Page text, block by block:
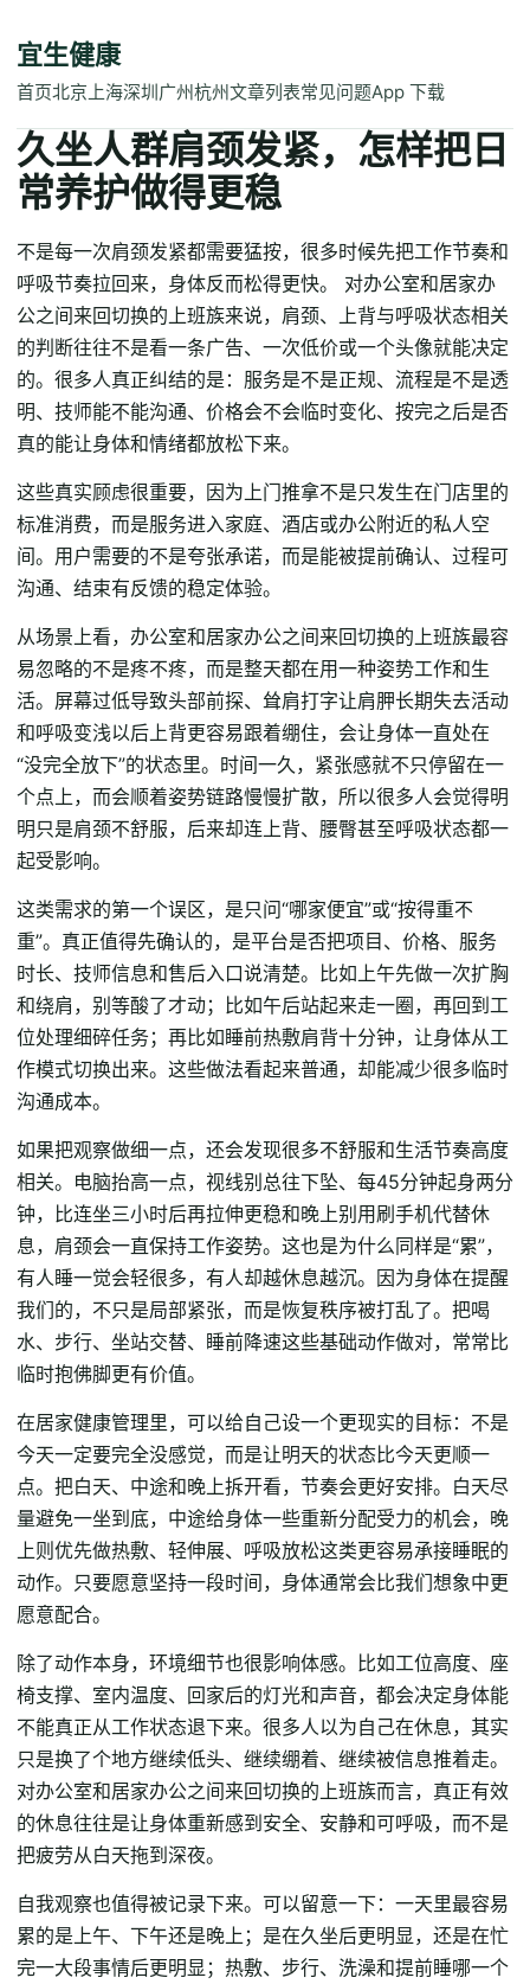
宜生健康
首页北京 上海深圳广州杭州文章列表常见问题App 下载
久坐人群肩颈发紧，怎样把日
常养护做得更稳
不是每一次肩颈发紧都需要猛按，很多时候先把工作节奏和
呼吸节奏拉回来，身体反而松得更快。 对办公室和居家办
公之间来回切换的上班族来说，肩颈、上背与呼吸状态相关
的判断往往不是看一条广告、一次低价或一个头像就能决定
的。很多人真正纠结的是：服务是不是正规、流程是不是透
明、技师能不能沟通、价格会不会临时变化、按完之后是否
真的能让身体和情绪都放松下来。
这些真实顾虑很重要，因为上门推拿不是只发生在门店里的
标准消费，而是服务进入家庭、酒店或办公附近的私人空
间。用户需要的不是夸张承诺，而是能被提前确认、过程可
沟通、结束有反馈的稳定体验。
从场景上看，办公室和居家办公之间来回切换的上班族最容
易忽略的不是疼不疼，而是整天都在用一种姿势工作和生
活。屏幕过低导致头部前探、耸肩打字让肩胛长期失去活动
和呼吸变浅以后上背更容易跟着绷住，会让身体一直处在
“没完全放下”的状态里。时间一久，紧张感就不只停留在一
个点上，而会顺着姿势链路慢慢扩散，所以很多人会觉得明
明只是肩颈不舒服，后来却连上背、腰臀甚至呼吸状态都一
起受影响。
这类需求的第一个误区，是只问“哪家便宜”或“按得重不
重”。真正值得先确认的，是平台是否把项目、价格、服务
时长、技师信息和售后入口说清楚。比如上午先做一次扩胸
和绕肩，别等酸了才动；比如午后站起来走一圈，再回到工
位处理细碎任务；再比如睡前热敷肩背十分钟，让身体从工
作模式切换出来。这些做法看起来普通，却能减少很多临时
沟通成本。
如果把观察做细一点，还会发现很多不舒服和生活节奏高度
相关。电脑抬高一点，视线别总往下坠、每45分钟起身两分
钟，比连坐三小时后再拉伸更稳和晚上别用刷手机代替休
息，肩颈会一直保持工作姿势。这也是为什么同样是“累”，
有人睡一觉会轻很多，有人却越休息越沉。因为身体在提醒
我们的，不只是局部紧张，而是恢复秩序被打乱了。把喝
水、步行、坐站交替、睡前降速这些基础动作做对，常常比
临时抱佛脚更有价值。
在居家健康管理里，可以给自己设一个更现实的目标：不是
今天一定要完全没感觉，而是让明天的状态比今天更顺一
点。把白天、中途和晚上拆开看，节奏会更好安排。白天尽
量避免一坐到底，中途给身体一些重新分配受力的机会，晚
上则优先做热敷、轻伸展、呼吸放松这类更容易承接睡眠的
动作。只要愿意坚持一段时间，身体通常会比我们想象中更
愿意配合。
除了动作本身，环境细节也很影响体感。比如工位高度、座
椅支撑、室内温度、回家后的灯光和声音，都会决定身体能
不能真正从工作状态退下来。很多人以为自己在休息，其实
只是换了个地方继续低头、继续绷着、继续被信息推着走。
对办公室和居家办公之间来回切换的上班族而言，真正有效
的休息往往是让身体重新感到安全、安静和可呼吸，而不是
把疲劳从白天拖到深夜。
自我观察也值得被记录下来。可以留意一下：一天里最容易
累的是上午、下午还是晚上；是在久坐后更明显，还是在忙
完一大段事情后更明显；热敷、步行、洗澡和提前睡哪一个